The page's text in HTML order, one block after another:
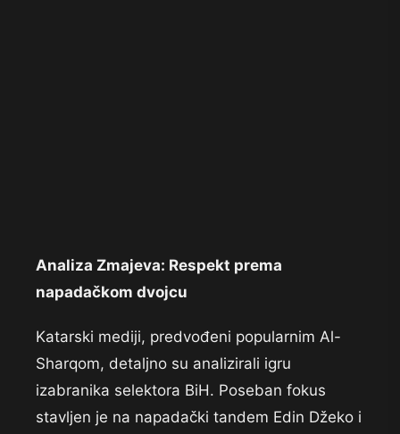
Analiza Zmajeva: Respekt prema
napadačkom dvojcu
Katarski mediji, predvođeni popularnim Al-
Sharqom, detaljno su analizirali igru
izabranika selektora BiH. Poseban fokus
stavljen je na napadački tandem Edin Džeko i